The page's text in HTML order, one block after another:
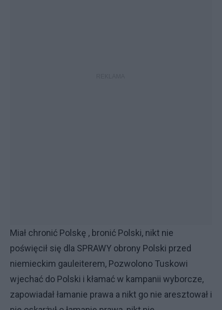
Miał chronić Polskę , bronić Polski, nikt nie
poświęcił się dla SPRAWY obrony Polski przed
niemieckim gauleiterem, Pozwolono Tuskowi
wjechać do Polski i kłamać w kampanii wyborcze,
zapowiadał łamanie prawa a nikt go nie aresztował i